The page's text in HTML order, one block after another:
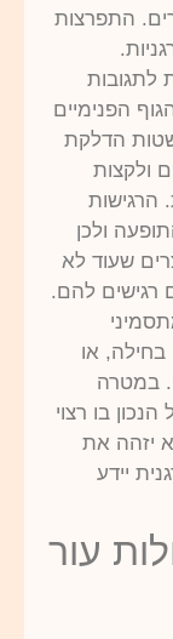
התפרצות
לתגובות
הפנימיים
הדלקת
ולקצות
הרגישות
ולכן
שעוד לא
רגישים להם.
בחילה, או
במטרה
בו רצוי
יזהה את
יידע
עור